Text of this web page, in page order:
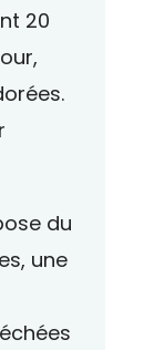
20
du
une